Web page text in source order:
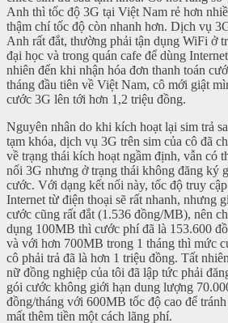
Anh thì tốc độ 3G tại Việt Nam rẻ hơn
thậm chí tốc độ còn nhanh hơn. Dịch vụ
Anh rất đắt, thường phải tận dụng WiFi ở
đại học và trong quán cafe để dùng
nhiên đến khi nhận hóa đơn thanh toán
tháng đầu tiên về Việt Nam, cô mới giật
cước 3G lên tới hơn 1,2 triệu đồng.
Nguyên nhân do khi kích hoạt lại sim trả
tạm khóa, dịch vụ 3G trên sim của cô đã
về trạng thái kích hoạt ngầm định, vẫn có
nối 3G nhưng ở trạng thái không đăng ký
cước. Với dạng kết nối này, tốc độ truy cập
Internet từ điện thoại sẽ rất nhanh, nhưng
cước cũng rất đắt (1.536 đồng/MB), nên
dụng 100MB thì cước phí đã là 153.600
và với hơn 700MB trong 1 tháng thì mức
cô phải trả đã là hơn 1 triệu đồng. Tất
nữ đồng nghiệp của tôi đã lập tức phải
gói cước không giới hạn dung lượng
đồng/tháng với 600MB tốc độ cao để
mất thêm tiền một cách lãng phí.